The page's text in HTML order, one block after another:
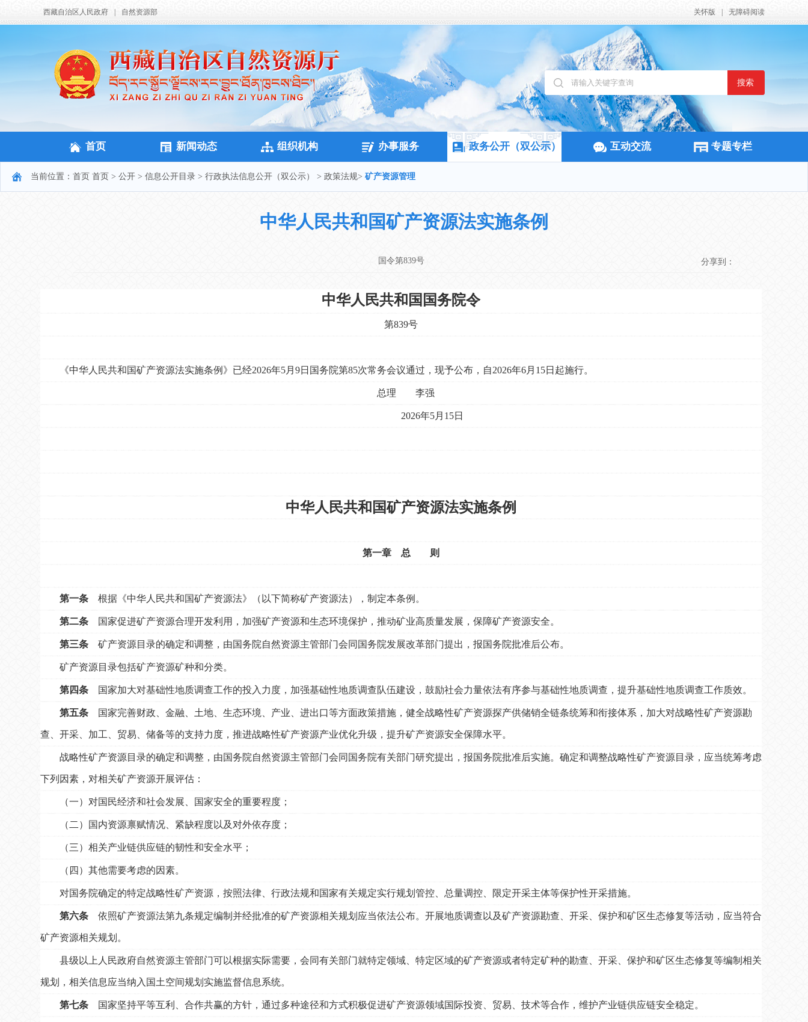
西藏自治区人民政府 自然资源部 无障碍阅读
关怀版
搜索
首页 新闻动态 组织机构 办事服务 政务公开（双公示） 互动交流 专题专栏
当前位置： 首页 首页 > 公开 > 信息公开目录 > 行政执法信息公开（双公示） > 政策法规> 矿产资源管理
中华人民共和国矿产资源法实施条例
国令第839号 分享到：
中华人民共和国国务院令
第839号
《中华人民共和国矿产资源法实施条例》已经2026年5月9日国务院第85次常务会议通过，现予公布，自2026年6月15日起施行。
总理 李强
2026年5月15日
中华人民共和国矿产资源法实施条例
第一章 总 则
第一条 根据《中华人民共和国矿产资源法》（以下简称矿产资源法），制定本条例。
第二条 国家促进矿产资源合理开发利用，加强矿产资源和生态环境保护，推动矿业高质量发展，保障矿产资源安全。
第三条 矿产资源目录的确定和调整，由国务院自然资源主管部门会同国务院发展改革部门提出，报国务院批准后公布。
矿产资源目录包括矿产资源矿种和分类。
第四条 国家加大对基础性地质调查工作的投入力度，加强基础性地质调查队伍建设，鼓励社会力量依法有序参与基础性地质调查，提升基础性地质调查工作质效。
第五条 国家完善财政、金融、土地、生态环境、产业、进出口等方面政策措施，健全战略性矿产资源探产供储销全链条统筹和衔接体系，加大对战略性矿产资源勘
查、开采、加工、贸易、储备等的支持力度，推进战略性矿产资源产业优化升级，提升矿产资源安全保障水平。
战略性矿产资源目录的确定和调整，由国务院自然资源主管部门会同国务院有关部门研究提出，报国务院批准后实施。确定和调整战略性矿产资源目录，应当统筹考虑
下列因素，对相关矿产资源开展评估：
（一）对国民经济和社会发展、国家安全的重要程度；
（二）国内资源禀赋情况、紧缺程度以及对外依存度；
（三）相关产业链供应链的韧性和安全水平；
（四）其他需要考虑的因素。
对国务院确定的特定战略性矿产资源，按照法律、行政法规和国家有关规定实行规划管控、总量调控、限定开采主体等保护性开采措施。
第六条 依照矿产资源法第九条规定编制并经批准的矿产资源相关规划应当依法公布。开展地质调查以及矿产资源勘查、开采、保护和矿区生态修复等活动，应当符合
矿产资源相关规划。
县级以上人民政府自然资源主管部门可以根据实际需要，会同有关部门就特定领域、特定区域的矿产资源或者特定矿种的勘查、开采、保护和矿区生态修复等编制相关
规划，相关信息应当纳入国土空间规划实施监督信息系统。
第七条 国家坚持平等互利、合作共赢的方针，通过多种途径和方式积极促进矿产资源领域国际投资、贸易、技术等合作，维护产业链供应链安全稳定。